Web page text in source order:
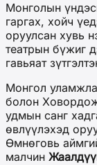
Монголын
гаргах, хойч
оруулсан хувь
театрын бүжиг
гавьяат
Монгол
болон
удмын санг
өвлүүлэхэд
Өмнөговь
малчин